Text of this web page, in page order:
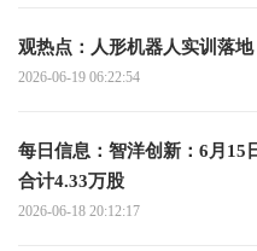
观热点：人形机器人实训落
2026-06-19 06:22:54
每日信息：智洋创新：6月15
合计4.33万股
2026-06-18 20:12:17